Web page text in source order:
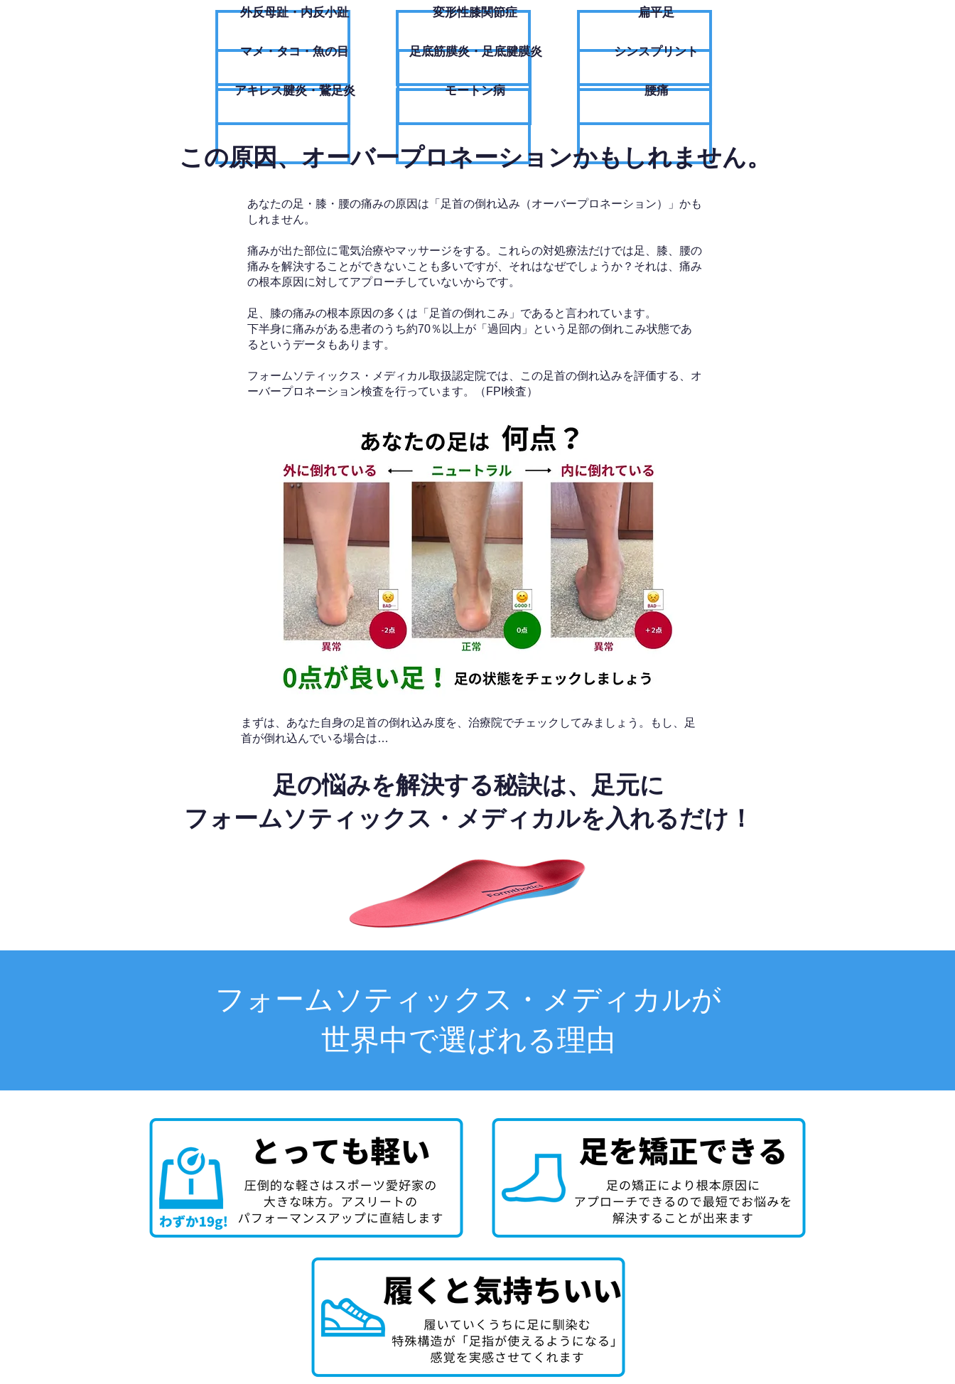
外反母趾・内反小趾
​マメ・タコ・魚の目
アキレス腱炎・鵞足炎
変形性膝関節症
足底筋膜炎・足底腱膜炎
モートン病
扁平足
シンスプリント
腰痛
​この原因、オーバープロネーションかもしれません。
あなたの足・膝・腰の痛みの原因は「足首の倒れ込み（オーバープロネーション）」かも
しれません。
痛みが出た部位に電気治療やマッサージをする。これらの対処療法だけでは足、膝、腰の
痛みを解決することができないことも多いですが、それはなぜでしょうか？それは、痛み
の根本原因に対してアプローチしていないからです。
足、膝の痛みの根本原因の多くは「足首の倒れこみ」であると言われています。
下半身に痛みがある患者のうち約70％以上が「過回内」という足部の倒れこみ状態であ
るというデータもあります。
フォームソティックス・メディカル取扱認定院では、この足首の倒れ込みを評価する、オ
ーバープロネーション検査を行っています。（FPI検査）​
​まずは、あなた自身の足首の倒れ込み度を、治療院でチェックしてみましょう。もし、足
首が倒れ込んでいる場合は…
足の悩みを解決する秘訣は、足元に
フォームソティックス・メディカルを入れるだけ！
フォームソティックス・メディカルが
世界中で選ばれる理由